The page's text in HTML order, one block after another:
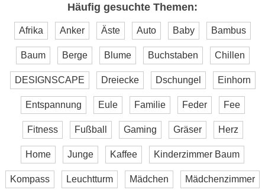
Häufig gesuchte Themen:
Afrika Anker Äste Auto Baby Bambus
Baum Berge Blume Buchstaben Chillen
DESIGNSCAPE Dreiecke Dschungel Einhorn
Entspannung Eule Familie Feder Fee
Fitness Fußball Gaming Gräser Herz
Home Junge Kaffee Kinderzimmer Baum
Kompass Leuchtturm Mädchen Mädchenzimmer